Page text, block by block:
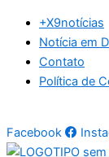
+X9notícias
Notícia em
Contato
Política de
Facebook